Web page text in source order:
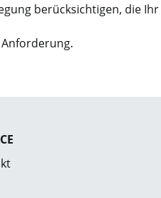
berücksichtigen, die